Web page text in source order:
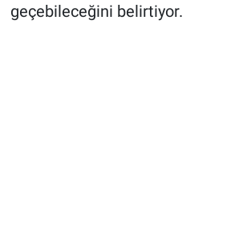
geçebileceğini belirtiyor.